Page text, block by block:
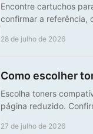
Encontre cartuchos
confirmar a referência,
28 de julho de 2026
Como escolher
Escolha toners
página reduzido.
27 de julho de 2026